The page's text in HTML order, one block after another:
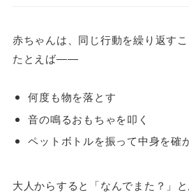
赤ちゃんは、同じ行動を繰り返すこ
たとえば――
何度も物を落とす
音の鳴るおもちゃを叩く
ペットボトルを振って中身を確
大人からすると「なんでまた？」